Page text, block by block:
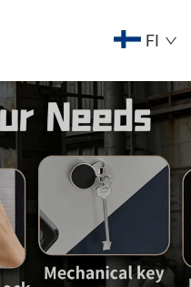
FI